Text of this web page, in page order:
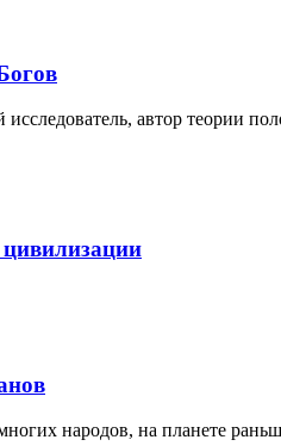
автор теории
народов, на планете